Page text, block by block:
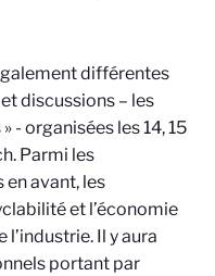
différentes
discussions – les
- organisées les 14, 15
Parmi les
avant, les
et l’économie
Il y aura
portant par